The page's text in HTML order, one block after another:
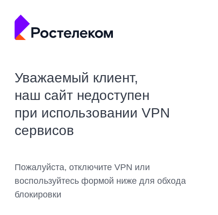
Уважаемый клиент,
наш сайт недоступен
при использовании VPN
сервисов
Пожалуйста, отключите VPN или
воспользуйтесь формой ниже для обхода
блокировки